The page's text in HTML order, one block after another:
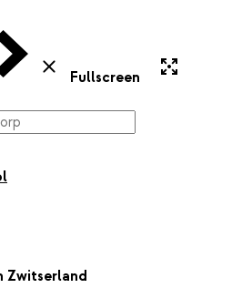
Webcam
Sluiten
Fullscreen
Zwitserland